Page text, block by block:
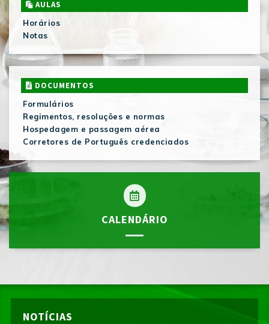
AULAS
Horários
Notas
DOCUMENTOS
Formulários
Regimentos, resoluções e normas
Hospedagem e passagem aérea
Corretores de Português credenciados
CALENDÁRIO
NOTÍCIAS